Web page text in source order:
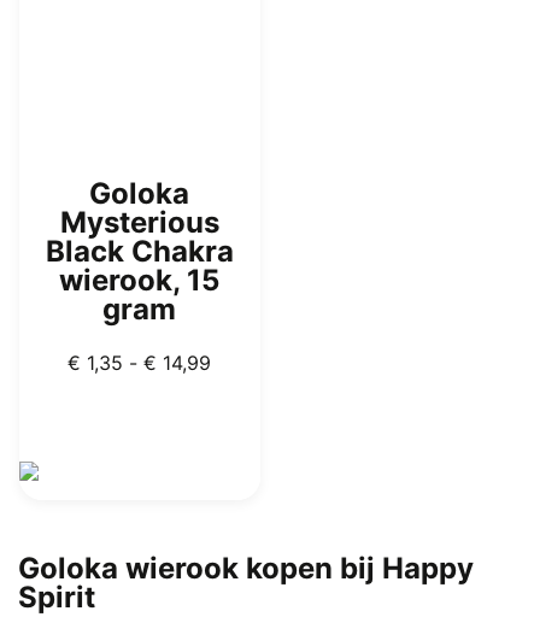
Goloka
Mysterious
Black Chakra
wierook, 15
gram
€ 1,35 - € 14,99
heeft
Goloka wierook kopen bij Happy
Spirit